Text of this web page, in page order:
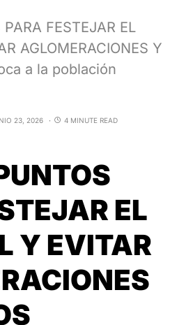
FESTEJAR EL
AGLOMERACIONES Y
a la población
23, 2026 4 MINUTE READ
EL
Y EVITAR